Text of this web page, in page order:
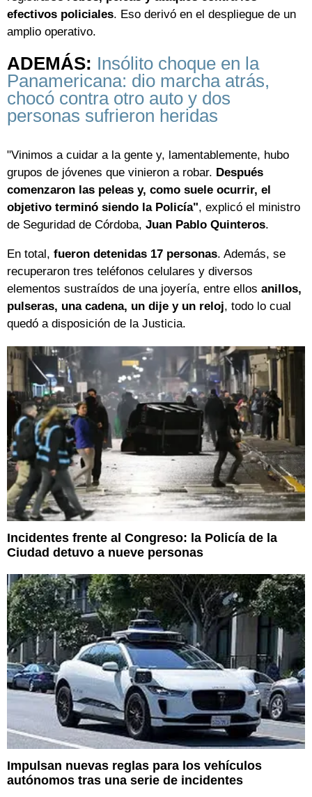
efectivos policiales. Eso derivó en el despliegue de un
amplio operativo.
ADEMÁS: Insólito choque en la
Panamericana: dio marcha atrás,
chocó contra otro auto y dos
personas sufrieron heridas
"Vinimos a cuidar a la gente y, lamentablemente, hubo
grupos de jóvenes que vinieron a robar. Después
comenzaron las peleas y, como suele ocurrir, el
objetivo terminó siendo la Policía", explicó el ministro
de Seguridad de Córdoba, Juan Pablo Quinteros.
En total, fueron detenidas 17 personas. Además, se
recuperaron tres teléfonos celulares y diversos
elementos sustraídos de una joyería, entre ellos anillos,
pulseras, una cadena, un dije y un reloj, todo lo cual
quedó a disposición de la Justicia.
Incidentes frente al Congreso: la Policía de la
Ciudad detuvo a nueve personas
Impulsan nuevas reglas para los vehículos
autónomos tras una serie de incidentes